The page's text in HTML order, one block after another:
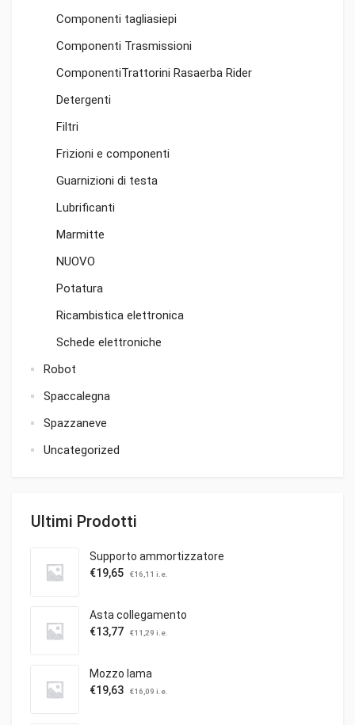
Componenti tagliasiepi
Componenti Trasmissioni
ComponentiTrattorini Rasaerba Rider
Detergenti
Filtri
Frizioni e componenti
Guarnizioni di testa
Lubrificanti
Marmitte
NUOVO
Potatura
Ricambistica elettronica
Schede elettroniche
Robot
Spaccalegna
Spazzaneve
Uncategorized
Ultimi Prodotti
Supporto ammortizzatore
€19,65 €16,11 i.e.
Asta collegamento
€13,77 €11,29 i.e.
Mozzo lama
€19,63 €16,09 i.e.